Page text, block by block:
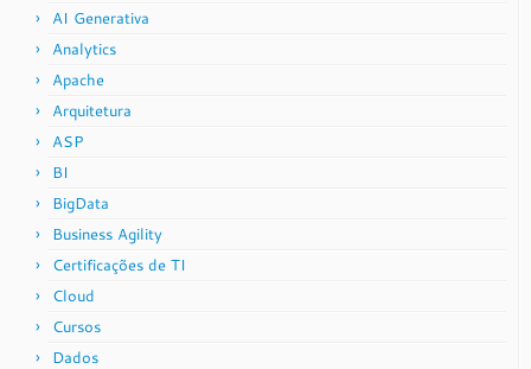
AI Generativa
Analytics
Apache
Arquitetura
ASP
BI
BigData
Business Agility
Certificações de TI
Cloud
Cursos
Dados